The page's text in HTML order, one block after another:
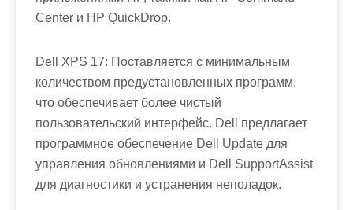
Center и HP QuickDrop.
Dell XPS 17: Поставляется с минимальным
количеством предустановленных программ,
что обеспечивает более чистый
пользовательский интерфейс. Dell предлагает
программное обеспечение Dell Update для
управления обновлениями и Dell SupportAssist
для диагностики и устранения неполадок.